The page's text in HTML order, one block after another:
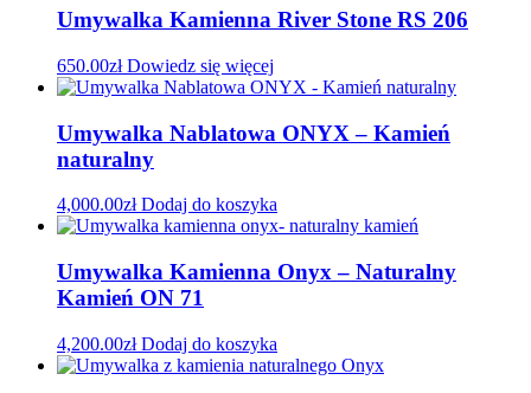
Umywalka Kamienna River Stone RS 206
650.00zł Dowiedz się więcej
Umywalka Nablatowa ONYX – Kamień
naturalny
4,000.00zł Dodaj do koszyka
Umywalka Kamienna Onyx – Naturalny
Kamień ON 71
4,200.00zł Dodaj do koszyka